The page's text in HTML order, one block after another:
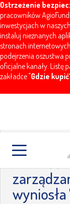
Ostrzeżenie
pracowników
inwestycjach w
instaluj nieznanych
stronach
podejrzenia oszustwa
oficjalne kanały. Listę
zakładce "Gdzie
Na
wartość
wyniosła